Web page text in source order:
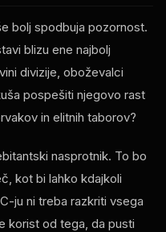
bolj spodbuja pozornost.
blizu ene najbolj
divizije, oboževalci
pospešiti njegovo rast
in elitnih taborov?
nasprotnik. To bo
kot bi lahko kdajkoli
ju ni treba razkriti vsega
korist od tega, da pusti